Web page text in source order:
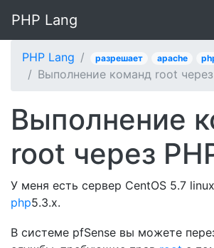
PHP Lang
PHP Lang разрешает apache
Выполнение команд root через
Выполнение
root через
У меня есть сервер CentOS 5.7
php5.3.x.
В системе pfSense вы можете